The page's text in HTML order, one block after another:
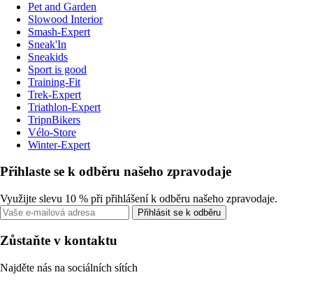
Pet and Garden
Slowood Interior
Smash-Expert
Sneak'In
Sneakids
Sport is good
Training-Fit
Trek-Expert
Triathlon-Expert
TripnBikers
Vélo-Store
Winter-Expert
Přihlaste se k odběru našeho zpravodaje
Využijte slevu 10 % při přihlášení k odběru našeho zpravodaje.
Přihlásit se k odběru
Zůstaňte v kontaktu
Najděte nás na sociálních sítích